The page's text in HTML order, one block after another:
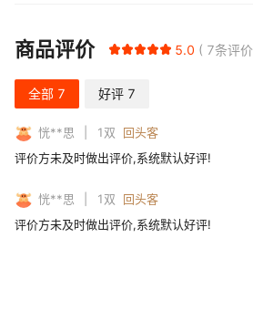
商品评价 5.0 7条评价
全部 7 好评 7
恍**思 1双
回头客
评价方未及时做出评价,系统默认好评!
恍**思 1双
回头客
评价方未及时做出评价,系统默认好评!